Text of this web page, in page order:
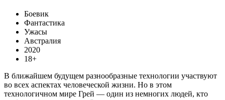
Боевик
Фантастика
Ужасы
Австралия
2020
18+
В ближайшем будущем разнообразные технологии участвуют
во всех аспектах человеческой жизни. Но в этом
технологичном мире Грей — один из немногих людей, кто